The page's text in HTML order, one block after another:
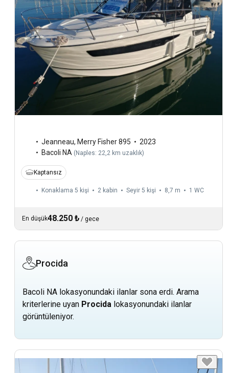
Jeanneau, Merry Fisher 895
2023
Bacoli NA ( Naples: 22,2 km uzaklık)
Kaptansız
Konaklama 5 kişi 2 kabin Seyir 5 kişi 8,7 m 1 WC
En düşük48.250 ₺ / gece
Procida
Bacoli NA lokasyonundaki ilanlar sona erdi. Arama
kriterlerine uyan Procida lokasyonundaki ilanlar
görüntüleniyor.